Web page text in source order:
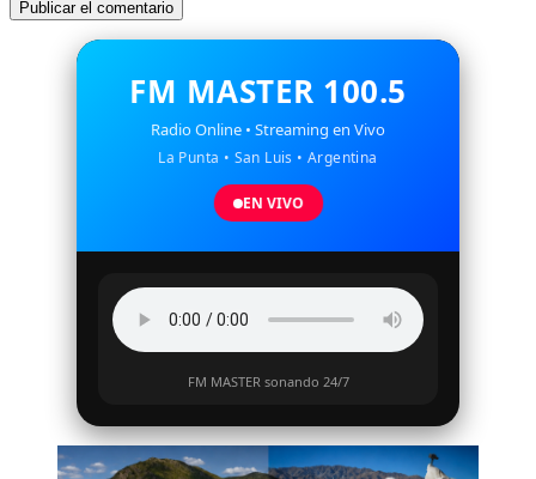
FM MASTER 100.5
Radio Online • Streaming en Vivo
La Punta • San Luis • Argentina
EN VIVO
FM MASTER sonando 24/7